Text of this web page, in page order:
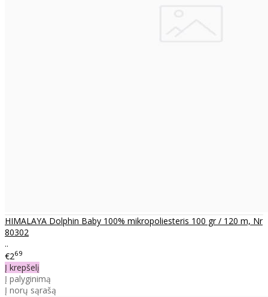
HIMALAYA Dolphin Baby 100% mikropoliesteris 100 gr / 120 m, Nr
80302
..
€269
Į krepšelį
Į palyginimą
Į norų sąrašą